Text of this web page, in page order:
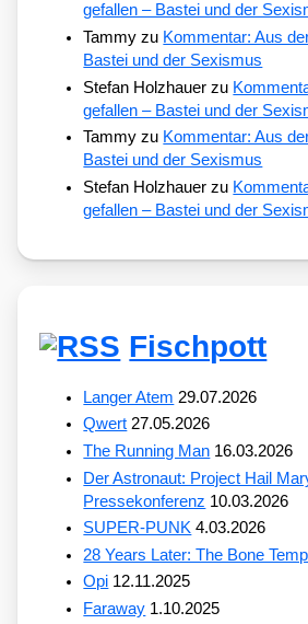
gefallen – Bastei und der
Tammy zu Kommentar: Aus
Bastei und der Sexismus
Stefan Holzhauer zu
gefallen – Bastei und der
Tammy zu Kommentar: Aus
Bastei und der Sexismus
Stefan Holzhauer zu
gefallen – Bastei und der
Fischpott
Langer Atem 29.07.2026
Qwert 27.05.2026
The Running Man 16.03.2026
Der Astronaut: Project Hail
Pressekonferenz 10.03.2026
SUPER-PUNK 4.03.2026
28 Years Later: The Bone
Opi 12.11.2025
Faraway 1.10.2025